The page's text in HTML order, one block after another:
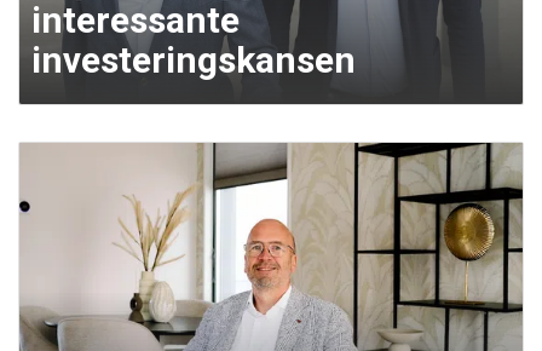
interessante
investeringskansen